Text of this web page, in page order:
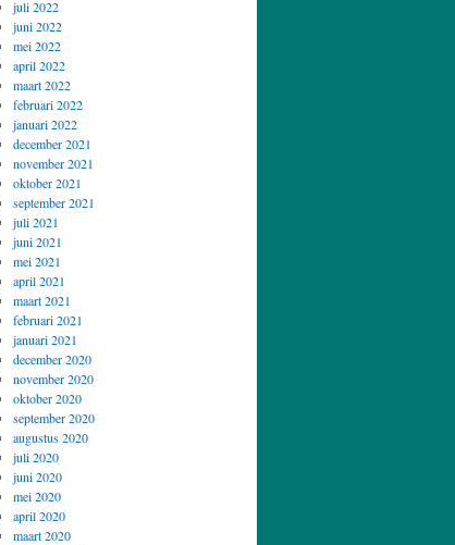
juli 2022
juni 2022
mei 2022
april 2022
maart 2022
februari 2022
januari 2022
december 2021
november 2021
oktober 2021
september 2021
juli 2021
juni 2021
mei 2021
april 2021
maart 2021
februari 2021
januari 2021
december 2020
november 2020
oktober 2020
september 2020
augustus 2020
juli 2020
juni 2020
mei 2020
april 2020
maart 2020